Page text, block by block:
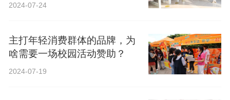
2024-07-24
主打年轻消费群体的品牌，为
啥需要一场校园活动赞助？
2024-07-19